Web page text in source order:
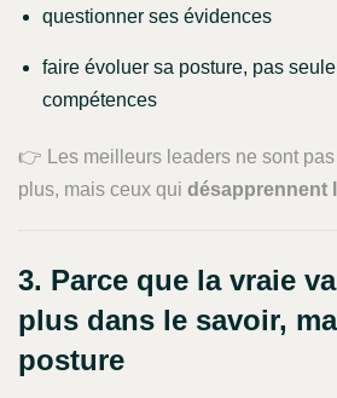
questionner ses évidences
faire évoluer sa posture, pas
compétences
👉 Les meilleurs leaders ne sont
plus, mais ceux qui désapprennent
3. Parce que la vraie
plus dans le savoir,
posture